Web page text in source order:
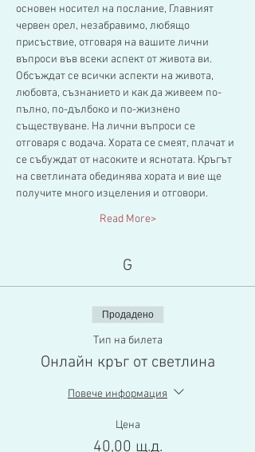
основен носител на послание, Главният
червен орел, незабравимо, любящо
присъствие, отговаря на вашите лични
въпроси във всеки аспект от живота ви.
Обсъждат се всички аспекти на живота,
любовта, съзнанието и как да живеем по-
пълно, по-дълбоко и по-жизнено
съществуване. На лични въпроси се
отговаря с водача. Хората се смеят, плачат и
се събуждат от насоките и яснотата. Кръгът
на светлината обединява хората и вие ще
получите много изцеления и отговори.
Read More>
G
Продадено
Тип на билета
Онлайн кръг от светлина
Повече информация
Цена
40,00 щ.д.